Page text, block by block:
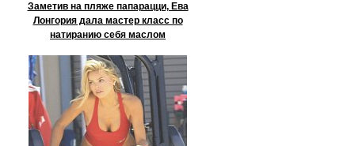
Заметив на пляже папарацци, Ева
Лонгория дала мастер класс по
натиранию себя маслом